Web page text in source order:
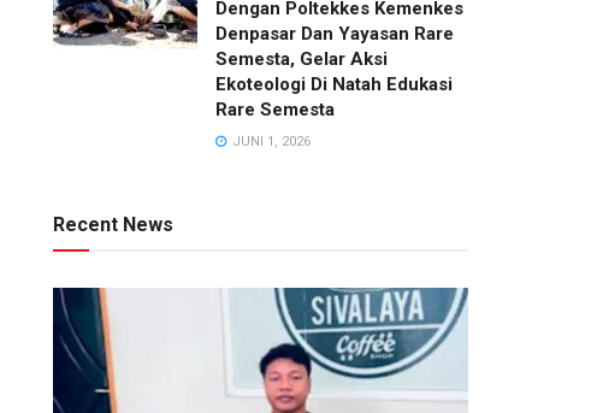
Dengan Poltekkes Kemenkes
Denpasar Dan Yayasan Rare
Semesta, Gelar Aksi
Ekoteologi Di Natah Edukasi
Rare Semesta
JUNI 1, 2026
Recent News